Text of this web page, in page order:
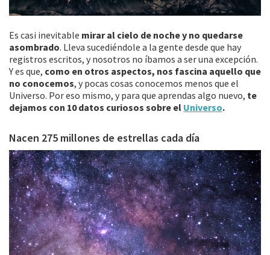
Es casi inevitable mirar al cielo de noche y no quedarse
asombrado. Lleva sucediéndole a la gente desde que hay
registros escritos, y nosotros no íbamos a ser una excepción.
Y es que, como en otros aspectos, nos fascina aquello que
no conocemos, y pocas cosas conocemos menos que el
Universo. Por eso mismo, y para que aprendas algo nuevo, te
dejamos con 10 datos curiosos sobre el Universo.
Nacen 275 millones de estrellas cada día